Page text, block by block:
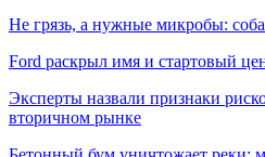
Не грязь, а нужные микробы:
Ford раскрыл имя и стартовый
Эксперты назвали признаки
вторичном рынке